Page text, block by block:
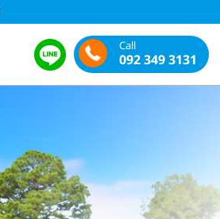
Call
092 349 3131